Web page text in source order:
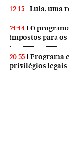
12:15 Lula, uma
21:14
O
impostos para
20:55
Programa
privilégios legais